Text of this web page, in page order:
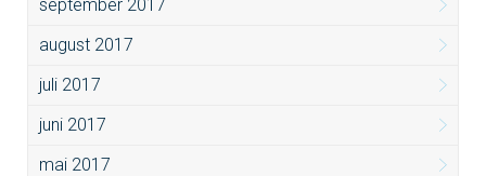
september 2017
august 2017
juli 2017
juni 2017
mai 2017